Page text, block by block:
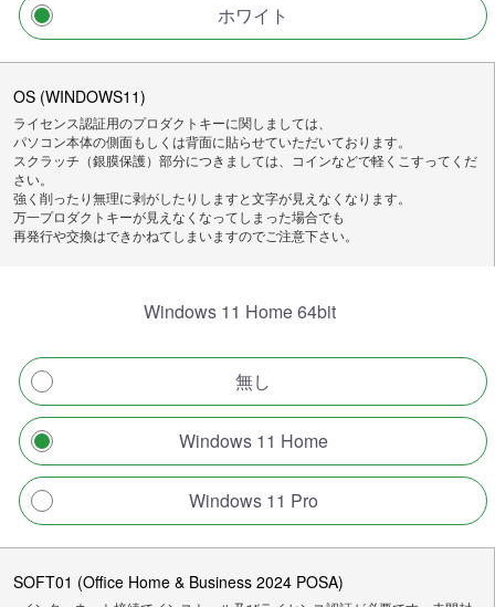
ホワイト
OS (WINDOWS11)
ライセンス認証用のプロダクトキーに関しましては、
パソコン本体の側面もしくは背面に貼らせていただいております。
スクラッチ（銀膜保護）部分につきましては、コインなどで軽くこすってくだ
さい。
強く削ったり無理に剥がしたりしますと文字が見えなくなります。
万一プロダクトキーが見えなくなってしまった場合でも
再発行や交換はできかねてしまいますのでご注意下さい。
Windows 11 Home 64bit
無し
Windows 11 Home
Windows 11 Pro
SOFT01 (Office Home & Business 2024 POSA)